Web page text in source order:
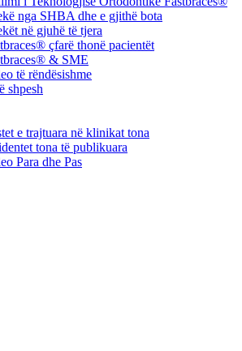
nga SHBA dhe e gjithë bota
në gjuhë të tjera
çfarë thonë pacientët
& SME
të rëndësishme
shpesh
e trajtuara në klinikat tona
tona të publikuara
Para dhe Pas